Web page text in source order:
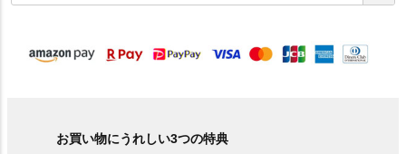
須
お買い物にうれしい3つの特典